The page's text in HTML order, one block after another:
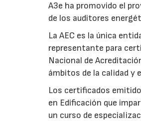
A3e ha promovido el
de los auditores
La AEC es la única
representante para
Nacional de
ámbitos de la calidad y
Los certificados
en Edificación que
un curso de